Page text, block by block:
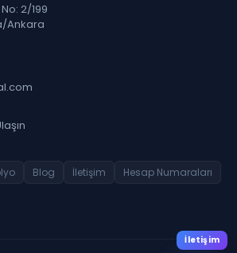
2/199
Ankara
Blog İletişim
Hesap Numaraları
İletişim